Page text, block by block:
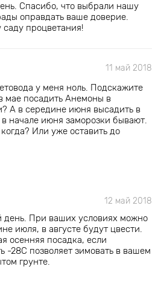
Спасибо, что выбрали нашу
оправдать ваше доверие.
процветания!
11 май 2018
у меня ноль. Подскажите
мае посадить Анемоны в
А в середине июня высадить в
начале июня заморозки бывают.
Или уже оставить до
12 май 2018
день. При ваших условиях можно
июля, в августе будут цвести.
осенняя посадка, если
-28С позволяет зимовать в вашем
грунте.